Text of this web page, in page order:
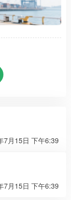
7月15日 下午6:39
7月15日 下午6:39